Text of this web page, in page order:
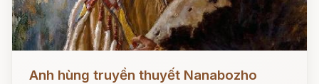
Anh hùng truyền thuyết Nanabozho